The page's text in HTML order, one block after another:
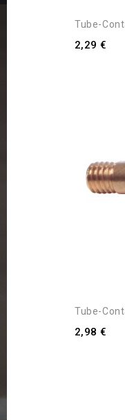
Tube-
2,29 €
Tube-
2,98 €